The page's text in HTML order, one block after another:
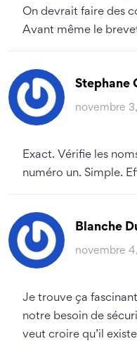
On devrait faire des
Avant même le
Stephane
novembre
Exact. Vérifie les
numéro un. Simple.
Blanche
novembre
Je trouve ça
notre besoin de
veut croire qu’il